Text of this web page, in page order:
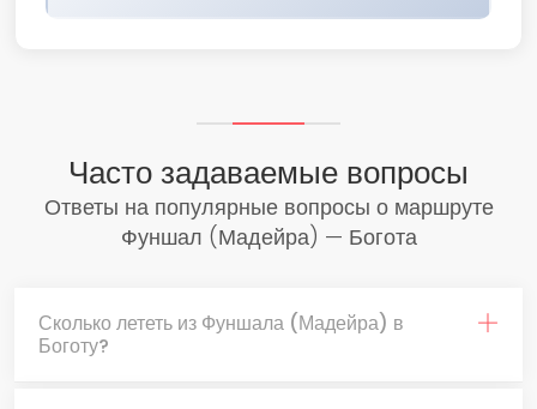
Часто задаваемые вопросы
Ответы на популярные вопросы о маршруте
Фуншал (Мадейра) — Богота
Сколько лететь из Фуншала (Мадейра) в
Боготу?